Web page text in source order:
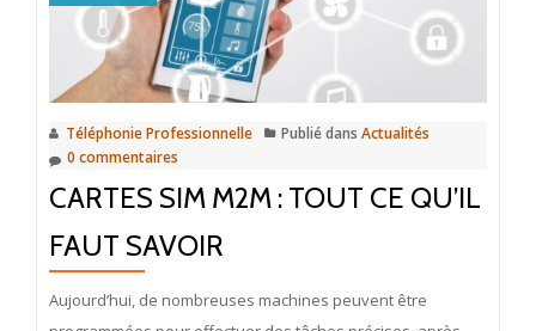
Téléphonie Professionnelle Publié dans Actualités
0 commentaires
CARTES SIM M2M : TOUT CE QU’IL
FAUT SAVOIR
Aujourd’hui, de nombreuses machines peuvent être